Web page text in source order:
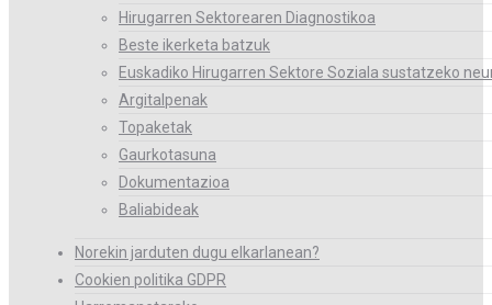
Hirugarren Sektorearen Diagnostikoa
Beste ikerketa batzuk
Euskadiko Hirugarren Sektore Soziala sustatzeko
Argitalpenak
Topaketak
Gaurkotasuna
Dokumentazioa
Baliabideak
Norekin jarduten dugu elkarlanean?
Cookien politika GDPR